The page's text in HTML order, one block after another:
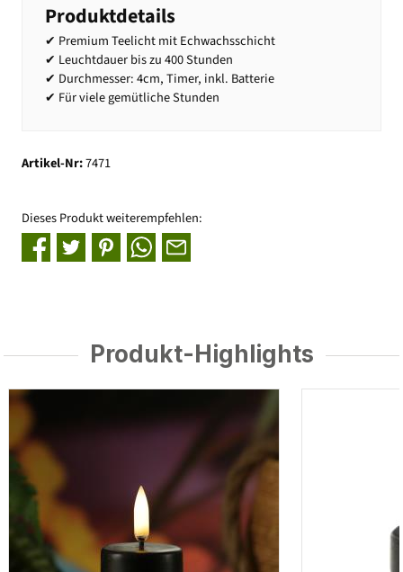
Produktdetails
✔ Premium Teelicht mit Echwachsschicht
✔ Leuchtdauer bis zu 400 Stunden
✔ Durchmesser: 4cm, Timer, inkl. Batterie
✔ Für viele gemütliche Stunden
Artikel-Nr:7471
Dieses Produkt weiterempfehlen:
Produkt-Highlights